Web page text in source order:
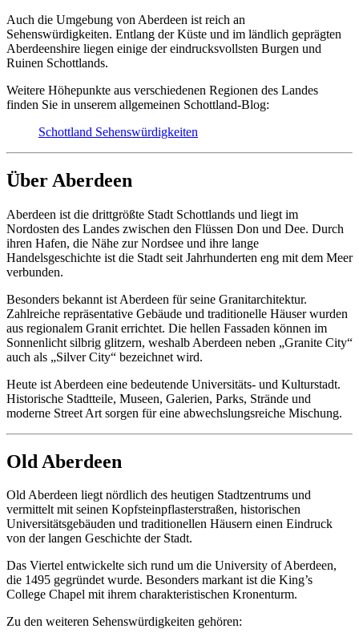
Auch die Umgebung von Aberdeen ist reich an
Sehenswürdigkeiten. Entlang der Küste und im ländlich geprägten
Aberdeenshire liegen einige der eindrucksvollsten Burgen und
Ruinen Schottlands.
Weitere Höhepunkte aus verschiedenen Regionen des Landes
finden Sie in unserem allgemeinen Schottland-Blog:
Schottland Sehenswürdigkeiten
Über Aberdeen
Aberdeen ist die drittgrößte Stadt Schottlands und liegt im
Nordosten des Landes zwischen den Flüssen Don und Dee. Durch
ihren Hafen, die Nähe zur Nordsee und ihre lange
Handelsgeschichte ist die Stadt seit Jahrhunderten eng mit dem Meer
verbunden.
Besonders bekannt ist Aberdeen für seine Granitarchitektur.
Zahlreiche repräsentative Gebäude und traditionelle Häuser wurden
aus regionalem Granit errichtet. Die hellen Fassaden können im
Sonnenlicht silbrig glitzern, weshalb Aberdeen neben „Granite City“
auch als „Silver City“ bezeichnet wird.
Heute ist Aberdeen eine bedeutende Universitäts- und Kulturstadt.
Historische Stadtteile, Museen, Galerien, Parks, Strände und
moderne Street Art sorgen für eine abwechslungsreiche Mischung.
Old Aberdeen
Old Aberdeen liegt nördlich des heutigen Stadtzentrums und
vermittelt mit seinen Kopfsteinpflasterstraßen, historischen
Universitätsgebäuden und traditionellen Häusern einen Eindruck
von der langen Geschichte der Stadt.
Das Viertel entwickelte sich rund um die University of Aberdeen,
die 1495 gegründet wurde. Besonders markant ist die King’s
College Chapel mit ihrem charakteristischen Kronenturm.
Zu den weiteren Sehenswürdigkeiten gehören: